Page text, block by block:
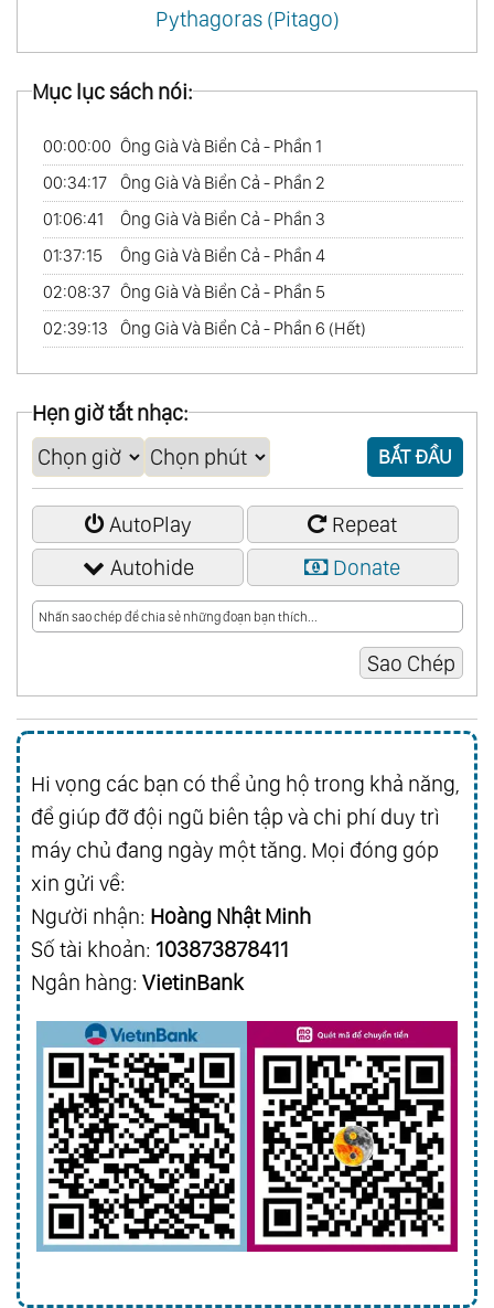
Pythagoras (Pitago)
Mục lục sách nói:
00:00:00 Ông Già Và Biển Cả - Phần 1
00:34:17
Ông Già Và Biển Cả - Phần 2
01:06:41
Ông Già Và Biển Cả - Phần 3
01:37:15
Ông Già Và Biển Cả - Phần 4
02:08:37 Ông Già Và Biển Cả - Phần 5
02:39:13
Ông Già Và Biển Cả - Phần 6 (Hết)
Hẹn giờ tắt nhạc:
BẮT ĐẦU
AutoPlay
Repeat
Autohide
Donate
Hi vọng các bạn có thể ủng hộ trong khả năng,
để giúp đỡ đội ngũ biên tập và chi phí duy trì
máy chủ đang ngày một tăng. Mọi đóng góp
xin gửi về:
Người nhận: Hoàng Nhật Minh
Số tài khoản: 103873878411
Ngân hàng: VietinBank